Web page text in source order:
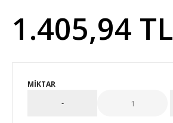
1.405,94 TL
MIKTAR